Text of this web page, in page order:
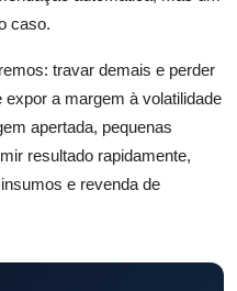
caso.
travar demais e perder
a margem à volatilidade
apertada, pequenas
resultado rapidamente,
e revenda de